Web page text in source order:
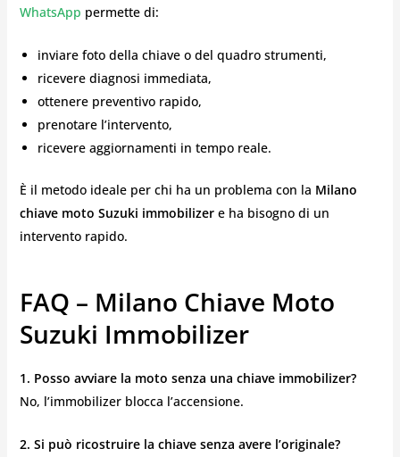
WhatsApp permette di:
inviare foto della chiave o del quadro strumenti,
ricevere diagnosi immediata,
ottenere preventivo rapido,
prenotare l’intervento,
ricevere aggiornamenti in tempo reale.
È il metodo ideale per chi ha un problema con la Milano
chiave moto Suzuki immobilizere ha bisogno di un
intervento rapido.
FAQ – Milano Chiave Moto
Suzuki Immobilizer
1. Posso avviare la moto senza una chiave immobilizer?
No, l’immobilizer blocca l’accensione.
2. Si può ricostruire la chiave senza avere l’originale?